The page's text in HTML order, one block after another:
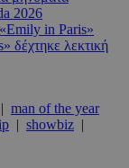
2026
in Paris»
δέχτηκε λεκτική
| man of the year
| showbiz |